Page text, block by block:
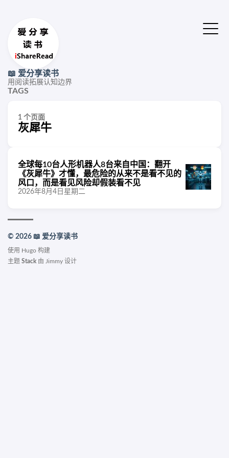
📖 爱分享读书
用阅读拓展认知边界
TAGS
1 个页面
灰犀牛
全球每10台人形机器人8台来自中国：翻开
《灰犀牛》才懂，最危险的从来不是看不见的
风口，而是看见风险却假装看不见
2026年8月4日星期二
© 2026 📖 爱分享读书
使用 Hugo 构建
主题 Stack 由 Jimmy 设计